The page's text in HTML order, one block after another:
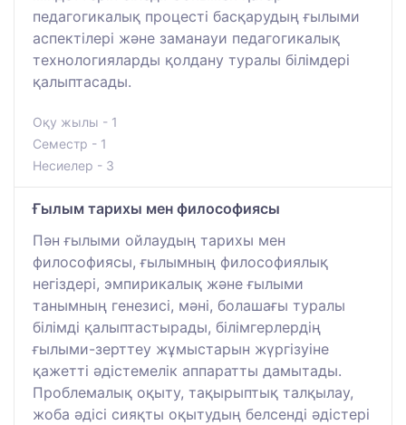
педагогикалық процесті басқарудың ғылыми
аспектілері және заманауи педагогикалық
технологияларды қолдану туралы білімдері
қалыптасады.
Оқу жылы - 1
Семестр - 1
Несиелер - 3
Ғылым тарихы мен философиясы
Пән ғылыми ойлаудың тарихы мен
философиясы, ғылымның философиялық
негіздері, эмпирикалық және ғылыми
танымның генезисі, мәні, болашағы туралы
білімді қалыптастырады, білімгерлердің
ғылыми-зерттеу жұмыстарын жүргізуіне
қажетті әдістемелік аппаратты дамытады.
Проблемалық оқыту, тақырыптық талқылау,
жоба әдісі сияқты оқытудың белсенді әдістері